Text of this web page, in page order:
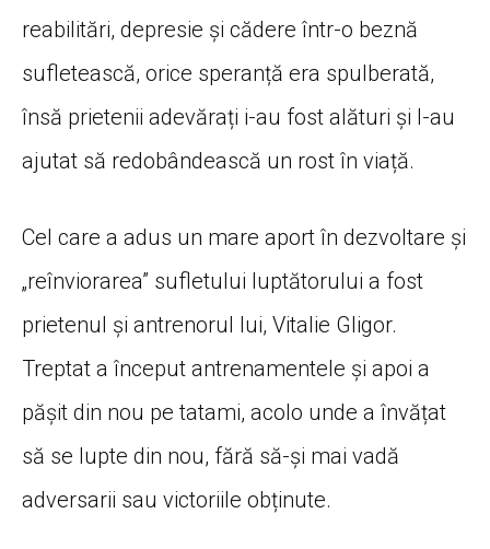
reabilitări, depresie și cădere într-o beznă
sufletească, orice speranță era spulberată,
însă prietenii adevărați i-au fost alături și l-au
ajutat să redobândească un rost în viață.
Cel care a adus un mare aport în dezvoltare și
„reînviorarea” sufletului luptătorului a fost
prietenul și antrenorul lui, Vitalie Gligor.
Treptat a început antrenamentele și apoi a
pășit din nou pe tatami, acolo unde a învățat
să se lupte din nou, fără să-și mai vadă
adversarii sau victoriile obținute.